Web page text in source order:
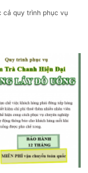
cả quy trình phục vụ